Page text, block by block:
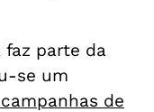
faz parte da
se um
de